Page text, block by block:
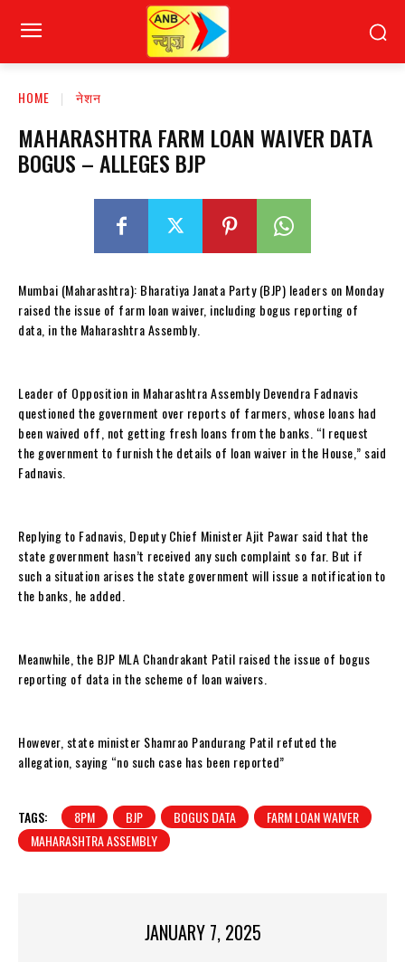
HOME नेशन
MAHARASHTRA FARM LOAN WAIVER DATA
BOGUS – ALLEGES BJP
Mumbai (Maharashtra): Bharatiya Janata Party (BJP) leaders on Monday
raised the issue of farm loan waiver, including bogus reporting of
data, in the Maharashtra Assembly.
Leader of Opposition in Maharashtra Assembly Devendra Fadnavis
questioned the government over reports of farmers, whose loans had
been waived off, not getting fresh loans from the banks. “I request
the government to furnish the details of loan waiver in the House,” said
Fadnavis.
Replying to Fadnavis, Deputy Chief Minister Ajit Pawar said that the
state government hasn’t received any such complaint so far. But if
such a situation arises the state government will issue a notification to
the banks, he added.
Meanwhile, the BJP MLA Chandrakant Patil raised the issue of bogus
reporting of data in the scheme of loan waivers.
However, state minister Shamrao Pandurang Patil refuted the
allegation, saying “no such case has been reported”
TAGS: 8PM BJP BOGUS DATA
FARM LOAN WAIVER
MAHARASHTRA ASSEMBLY
JANUARY 7, 2025